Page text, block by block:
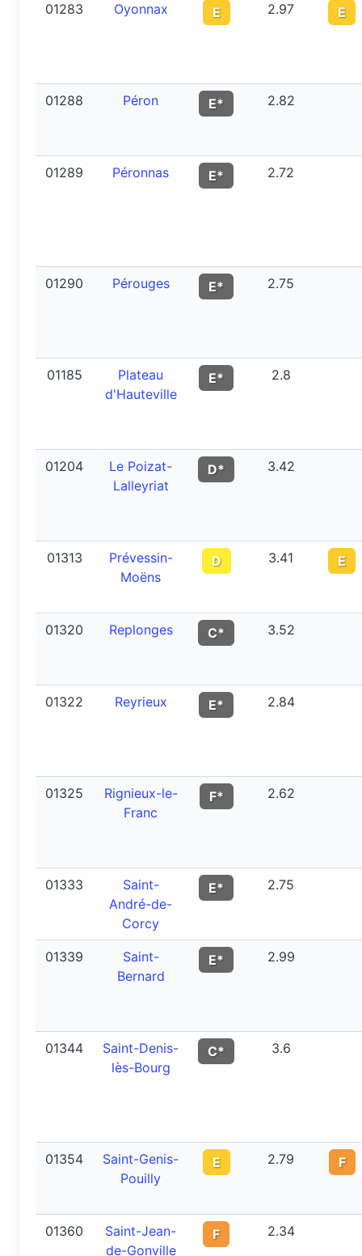
01283 Oyonnax E 2.97 E
01288 Péron E* 2.82
01289 Péronnas E* 2.72
01290 Pérouges E* 2.75
01185
Plateau
d'Hauteville
E* 2.8
01204
Le Poizat-
Lalleyriat
D* 3.42
01313
Prévessin-
Moëns
D 3.41 E
01320 Replonges C* 3.52
01322 Reyrieux E* 2.84
01325
Rignieux-le-
Franc
F* 2.62
01333
Saint-
André-de-
Corcy
E* 2.75
01339
Saint-
Bernard
E* 2.99
01344
Saint-Denis-
lès-Bourg
C* 3.6
01354
Saint-Genis-
Pouilly
E 2.79 F
01360
Saint-Jean-
de-Gonville
F 2.34